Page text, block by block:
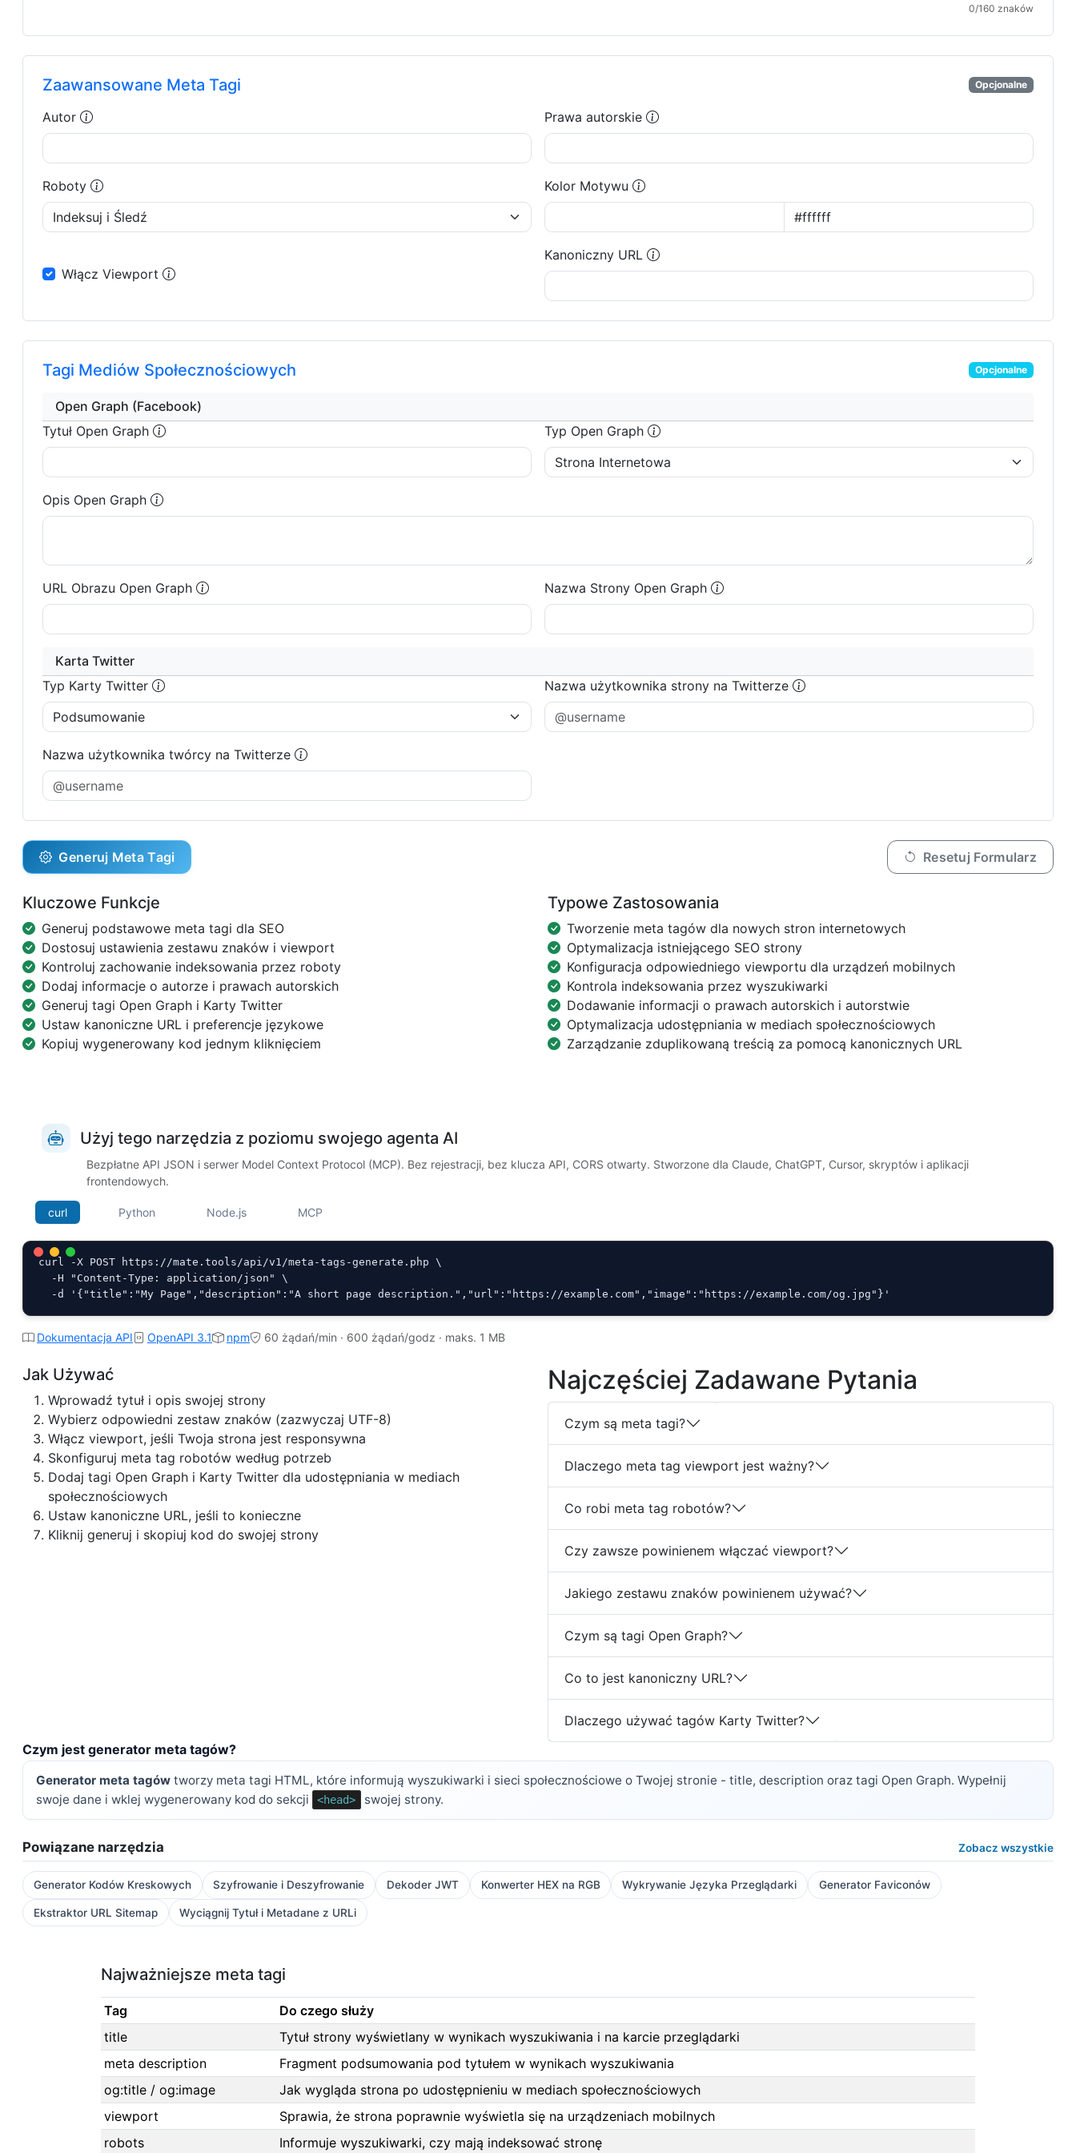
0/160 znaków
Zaawansowane Meta Tagi Opcjonalne
Autor Prawa autorskie
Roboty Kolor Motywu
Włącz Viewport
Kanoniczny URL
Tagi Mediów Społecznościowych Opcjonalne
Open Graph (Facebook)
Tytuł Open Graph
Typ Open Graph
Opis Open Graph
URL Obrazu Open Graph Nazwa Strony Open Graph
Karta Twitter
Typ Karty Twitter
Nazwa użytkownika strony na Twitterze
Nazwa użytkownika twórcy na Twitterze
Generuj Meta Tagi Resetuj Formularz
Kluczowe Funkcje
Generuj podstawowe meta tagi dla SEO
Dostosuj ustawienia zestawu znaków i viewport
Kontroluj zachowanie indeksowania przez roboty
Dodaj informacje o autorze i prawach autorskich
Generuj tagi Open Graph i Karty Twitter
Ustaw kanoniczne URL i preferencje językowe
Kopiuj wygenerowany kod jednym kliknięciem
Typowe Zastosowania
Tworzenie meta tagów dla nowych stron internetowych
Optymalizacja istniejącego SEO strony
Konfiguracja odpowiedniego viewportu dla urządzeń mobilnych
Kontrola indeksowania przez wyszukiwarki
Dodawanie informacji o prawach autorskich i autorstwie
Optymalizacja udostępniania w mediach społecznościowych
Zarządzanie zduplikowaną treścią za pomocą kanonicznych URL
Użyj tego narzędzia z poziomu swojego agenta AI
Bezpłatne API JSON i serwer Model Context Protocol (MCP). Bez rejestracji, bez klucza API, CORS otwarty. Stworzone dla Claude, ChatGPT, Cursor, skryptów i aplikacji
frontendowych.
curl Python Node.js MCP
curl -X POST https://mate.tools/api/v1/meta-tags-generate.php \
  -H "Content-Type: application/json" \
  -d '{"title":"My Page","description":"A short page description.","url":"https://example.com","image":"https://example.com/og.jpg"}'
Dokumentacja API OpenAPI 3.1 npm 60 żądań/min · 600 żądań/godz · maks. 1 MB
Jak Używać
Wprowadź tytuł i opis swojej strony
Wybierz odpowiedni zestaw znaków (zazwyczaj UTF-8)
Włącz viewport, jeśli Twoja strona jest responsywna
Skonfiguruj meta tag robotów według potrzeb
Dodaj tagi Open Graph i Karty Twitter dla udostępniania w mediach
społecznościowych
Ustaw kanoniczne URL, jeśli to konieczne
Kliknij generuj i skopiuj kod do swojej strony
Najczęściej Zadawane Pytania
Czym są meta tagi?
Dlaczego meta tag viewport jest ważny?
Co robi meta tag robotów?
Czy zawsze powinienem włączać viewport?
Jakiego zestawu znaków powinienem używać?
Czym są tagi Open Graph?
Co to jest kanoniczny URL?
Dlaczego używać tagów Karty Twitter?
Czym jest generator meta tagów?
Generator meta tagów tworzy meta tagi HTML, które informują wyszukiwarki i sieci społecznościowe o Twojej stronie - title, description oraz tagi Open Graph. Wypełnij
swoje dane i wklej wygenerowany kod do sekcji
<head> swojej strony.
Powiązane narzędzia Zobacz wszystkie
Generator Kodów Kreskowych Szyfrowanie i Deszyfrowanie Dekoder JWT Konwerter HEX na RGB Wykrywanie Języka Przeglądarki Generator Faviconów
Ekstraktor URL Sitemap Wyciągnij Tytuł i Metadane z URLi
Najważniejsze meta tagi
Tag
Do czego służy
title
Tytuł strony wyświetlany w wynikach wyszukiwania i na karcie przeglądarki
meta description
Fragment podsumowania pod tytułem w wynikach wyszukiwania
og:title / og:image
Jak wygląda strona po udostępnieniu w mediach społecznościowych
viewport
Sprawia, że strona poprawnie wyświetla się na urządzeniach mobilnych
robots
Informuje wyszukiwarki, czy mają indeksować stronę